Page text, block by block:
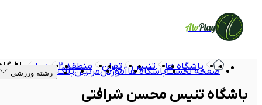
AloPlay
صفحه نخستباشگاه هاآموزشمربیانبلاگ رشته ورزشی
باشگاه ها تنیس تهران منطقه ۲ دریا
باشگاه تنیس محسن شرافتی